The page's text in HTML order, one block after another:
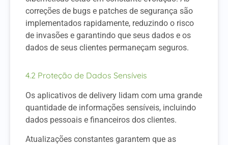
correções de bugs e patches de segurança são
implementados rapidamente, reduzindo o risco
de invasões e garantindo que seus dados e os
dados de seus clientes permaneçam seguros.
4.2 Proteção de Dados Sensíveis
Os aplicativos de delivery lidam com uma grande
quantidade de informações sensíveis, incluindo
dados pessoais e financeiros dos clientes.
Atualizações constantes garantem que as